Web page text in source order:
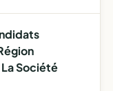
Société